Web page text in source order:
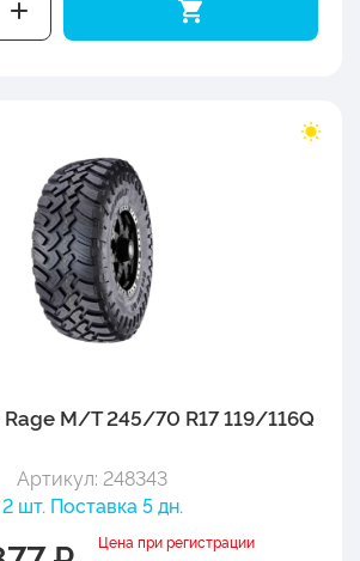
M/T 245/70 R17 119/116Q
Артикул: 248343
2 шт. Поставка 5 дн.
Цена при регистрации